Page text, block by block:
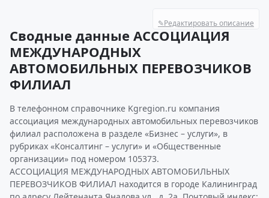
✎Редактировать описание
Сводные данные АССОЦИАЦИЯ
МЕЖДУНАРОДНЫХ
АВТОМОБИЛЬНЫХ ПЕРЕВОЗЧИКОВ
ФИЛИАЛ
В телефонном справочнике Kgregion.ru компания
ассоциация международных автомобильных перевозчиков
филиал расположена в разделе «Бизнес – услуги», в
рубриках «Консалтинг – услуги» и «Общественные
организации» под номером 105373.
АССОЦИАЦИЯ МЕЖДУНАРОДНЫХ АВТОМОБИЛЬНЫХ
ПЕРЕВОЗЧИКОВ ФИЛИАЛ находится в городе Калининград